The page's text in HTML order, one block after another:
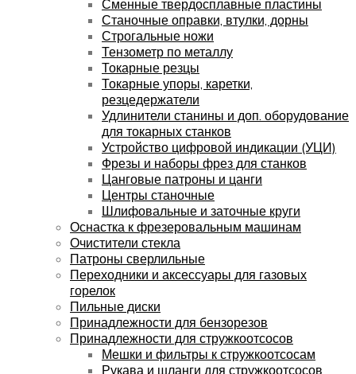
Сменные твердосплавные пластины
Станочные оправки, втулки, дорны
Строгальные ножи
Тензометр по металлу
Токарные резцы
Токарные упоры, каретки,
резцедержатели
Удлинители станины и доп. оборудование
для токарных станков
Устройство цифровой индикации (УЦИ)
Фрезы и наборы фрез для станков
Цанговые патроны и цанги
Центры станочные
Шлифовальные и заточные круги
Оснастка к фрезеровальным машинам
Очистители стекла
Патроны сверлильные
Переходники и аксессуары для газовых
горелок
Пильные диски
Принадлежности для бензорезов
Принадлежности для стружкоотсосов
Мешки и фильтры к стружкоотсосам
Рукава и шланги для стружкоотсосов